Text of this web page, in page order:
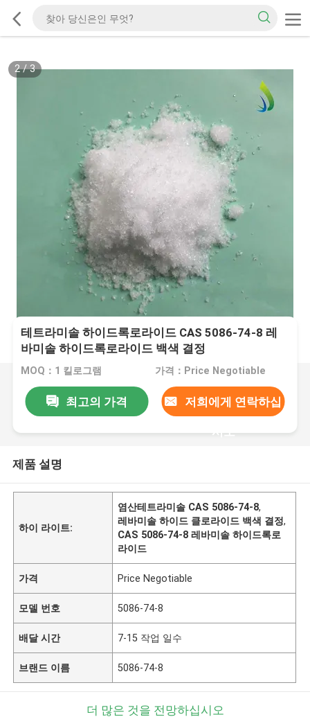
2/3
테트라미솔 하이드록로라이드 CAS 5086-74-8 레
바미솔 하이드록로라이드 백색 결정
MOQ：1 킬로그램 가격：Price Negotiable
최고의 가격 저희에게 연락하십
시오
제품 설명
하이 라이트:
염산테트라미솔 CAS 5086-74-8,
레바미솔 하이드 클로라이드 백색 결정,
CAS 5086-74-8 레바미솔 하이드록로
라이드
가격 Price Negotiable
모델 번호 5086-74-8
배달 시간 7-15 작업 일수
브랜드 이름 5086-74-8
더 많은 것을 전망하십시오